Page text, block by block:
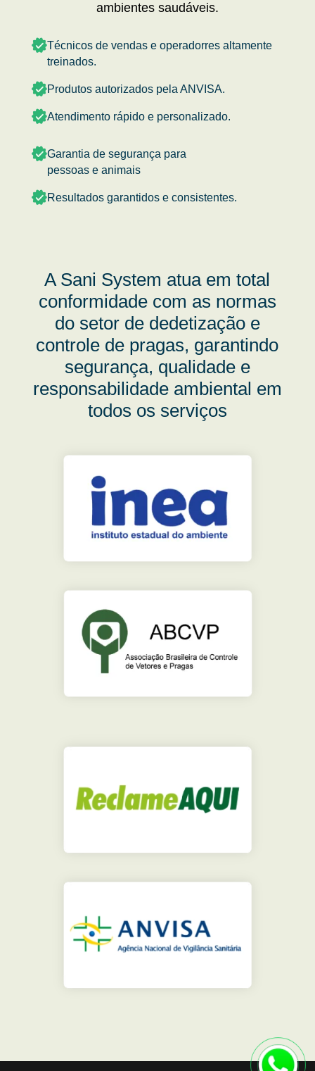
ambientes saudáveis.
Técnicos de vendas e operadorres altamente
treinados.
Produtos autorizados pela ANVISA.
Atendimento rápido e personalizado.
Garantia de segurança para
pessoas e animais
Resultados garantidos e consistentes.
A Sani System atua em total
conformidade com as normas
do setor de dedetização e
controle de pragas, garantindo
segurança, qualidade e
responsabilidade ambiental em
todos os serviços